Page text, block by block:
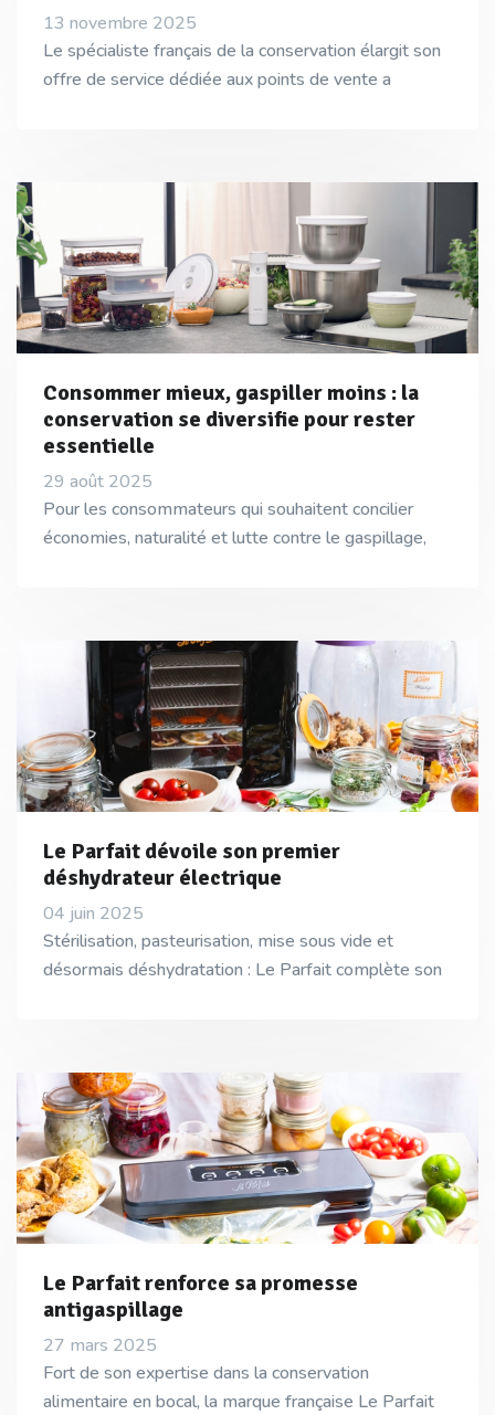
13 novembre 2025
Le spécialiste français de la conservation élargit son
offre de service dédiée aux points de vente a
Consommer mieux, gaspiller moins : la
conservation se diversifie pour rester
essentielle
29 août 2025
Pour les consommateurs qui souhaitent concilier
économies, naturalité et lutte contre le gaspillage,
Le Parfait dévoile son premier
déshydrateur électrique
04 juin 2025
Stérilisation, pasteurisation, mise sous vide et
désormais déshydratation : Le Parfait complète son
Le Parfait renforce sa promesse
antigaspillage
27 mars 2025
Fort de son expertise dans la conservation
alimentaire en bocal, la marque française Le Parfait